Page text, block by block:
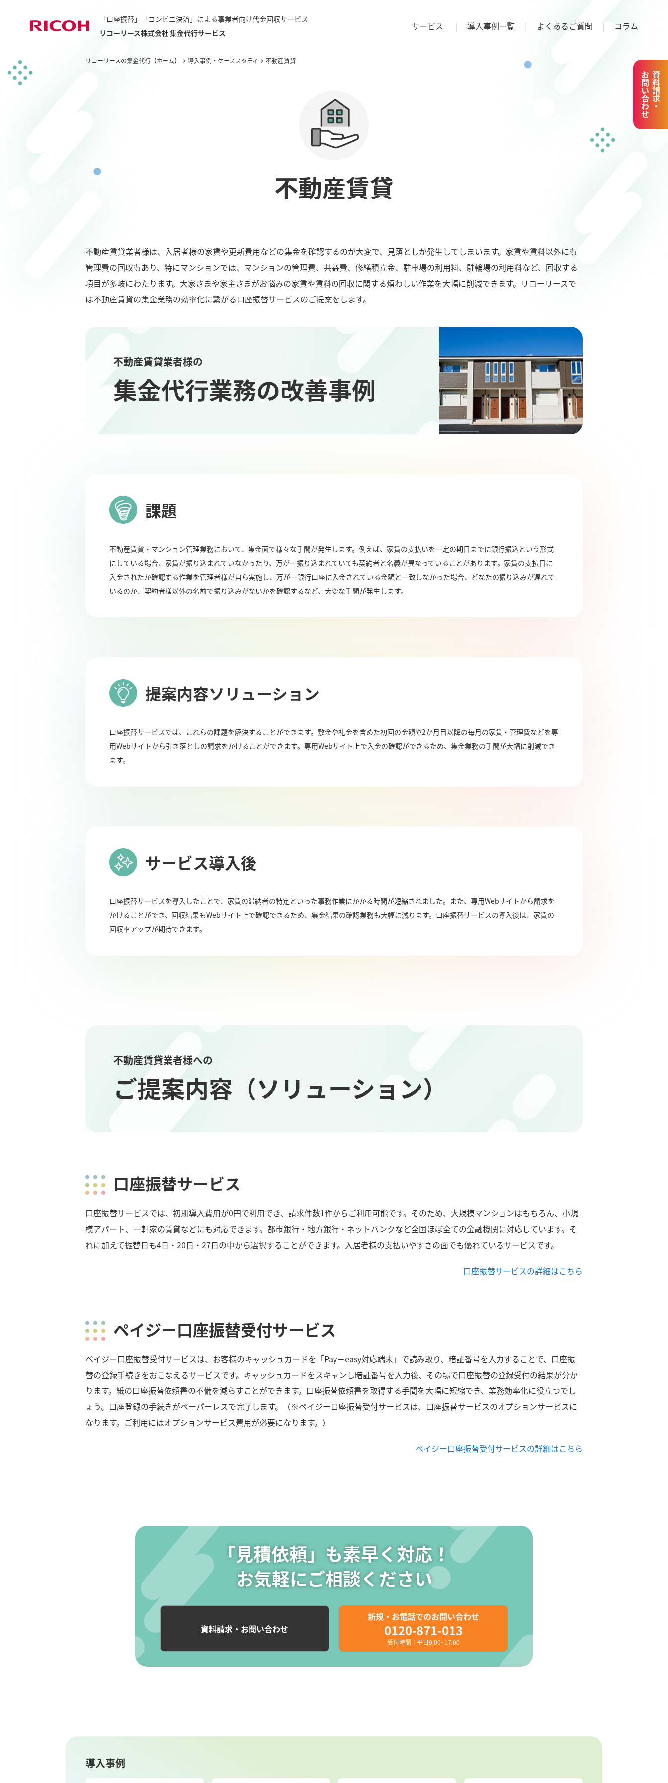
「口座振替」「コンビニ決済」による事業者向け代金回収サービス
リコーリース株式会社 集金代行サービス
サービス 導入事例一覧 よくあるご質問 コラム
リコーリースの集金代行【ホーム】 導入事例・ケーススタディ 不動産賃貸
不動産賃貸
不動産賃貸業者様は、入居者様の家賃や更新費用などの集金を確認するのが大変で、見落としが発生してしまいます。家賃や賃料以外にも
管理費の回収もあり、特にマンションでは、マンションの管理費、共益費、修繕積立金、駐車場の利用料、駐輪場の利用料など、回収する
項目が多岐にわたります。大家さまや家主さまがお悩みの家賃や賃料の回収に関する煩わしい作業を大幅に削減できます。リコーリースで
は不動産賃貸の集金業務の効率化に繋がる口座振替サービスのご提案をします。
不動産賃貸業者様の
集金代行業務の改善事例
課題
不動産賃貸・マンション管理業務において、集金面で様々な手間が発生します。例えば、家賃の支払いを一定の期日までに銀行振込という形式
にしている場合、家賃が振り込まれていなかったり、万が一振り込まれていても契約者と名義が異なっていることがあります。家賃の支払日に
入金されたか確認する作業を管理者様が自ら実施し、万が一銀行口座に入金されている金額と一致しなかった場合、どなたの振り込みが遅れて
いるのか、契約者様以外の名前で振り込みがないかを確認するなど、大変な手間が発生します。
提案内容ソリューション
口座振替サービスでは、これらの課題を解決することができます。敷金や礼金を含めた初回の金額や2か月目以降の毎月の家賃・管理費などを専
用Webサイトから引き落としの請求をかけることができます。専用Webサイト上で入金の確認ができるため、集金業務の手間が大幅に削減でき
ます。
サービス導入後
口座振替サービスを導入したことで、家賃の滞納者の特定といった事務作業にかかる時間が短縮されました。また、専用Webサイトから請求を
かけることができ、回収結果もWebサイト上で確認できるため、集金結果の確認業務も大幅に減ります。口座振替サービスの導入後は、家賃の
回収率アップが期待できます。
不動産賃貸業者様への
ご提案内容（ソリューション）
口座振替サービス
口座振替サービスでは、初期導入費用が0円で利用でき、請求件数1件からご利用可能です。そのため、大規模マンションはもちろん、小規
模アパート、一軒家の賃貸などにも対応できます。都市銀行・地方銀行・ネットバンクなど全国ほぼ全ての金融機関に対応しています。そ
れに加えて振替日も4日・20日・27日の中から選択することができます。入居者様の支払いやすさの面でも優れているサービスです。
口座振替サービスの詳細はこちら
ペイジー口座振替受付サービス
ペイジー口座振替受付サービスは、お客様のキャッシュカードを「Pay－easy対応端末」で読み取り、暗証番号を入力することで、口座振
替の登録手続きをおこなえるサービスです。キャッシュカードをスキャンし暗証番号を入力後、その場で口座振替の登録受付の結果が分か
ります。紙の口座振替依頼書の不備を減らすことができます。口座振替依頼書を取得する手間を大幅に短縮でき、業務効率化に役立つでし
ょう。口座登録の手続きがペーパーレスで完了します。（※ペイジー口座振替受付サービスは、口座振替サービスのオプションサービスに
なります。ご利用にはオプションサービス費用が必要になります。）
ペイジー口座振替受付サービスの詳細はこちら
「見積依頼」も素早く対応！
お気軽にご相談ください
資料請求・お問い合わせ
新規・お電話でのお問い合わせ
0120-871-013
受付時間：平日9:00~17:00
導入事例
資料請求・
お問い合わせ